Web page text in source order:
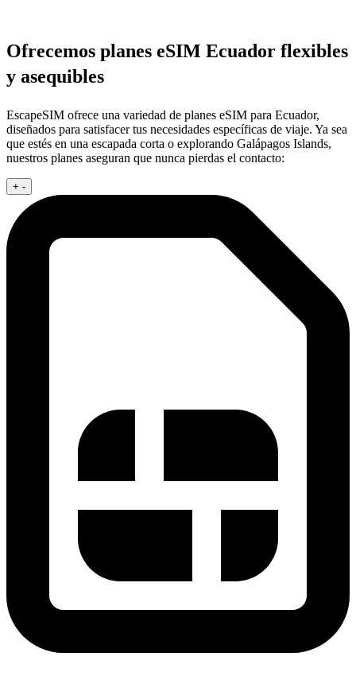
Ofrecemos planes eSIM Ecuador flexibles
y asequibles
EscapeSIM ofrece una variedad de planes eSIM para Ecuador,
diseñados para satisfacer tus necesidades específicas de viaje. Ya sea
que estés en una escapada corta o explorando Galápagos Islands,
nuestros planes aseguran que nunca pierdas el contacto:
+ -